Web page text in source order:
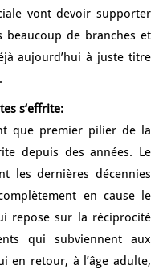
vont devoir supporter
beaucoup de branches et
aujourd’hui à juste titre
s‘effrite:
que premier pilier de la
depuis des années. Le
les dernières décennies
en cause le
repose sur la réciprocité
qui subviennent aux
en retour, à l’âge adulte,